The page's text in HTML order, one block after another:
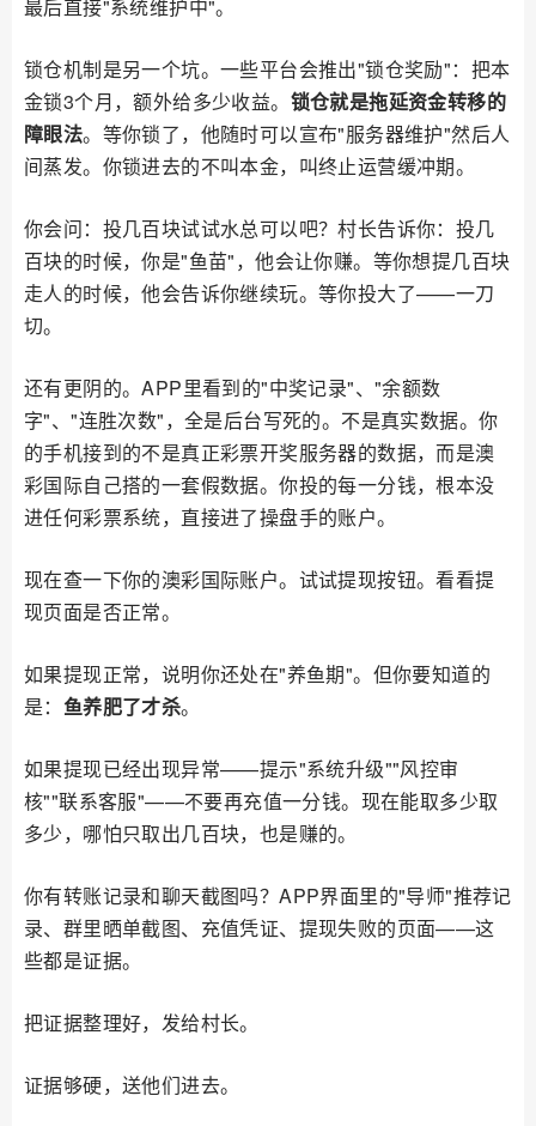
最后直接"系统维护中"。
锁仓机制是另一个坑。一些平台会推出"锁仓奖励"：把本
金锁3个月，额外给多少收益。 锁仓就是拖延资金转移的
障眼法。等你锁了，他随时可以宣布"服务器维护"然后人
间蒸发。你锁进去的不叫本金，叫终止运营缓冲期。
你会问：投几百块试试水总可以吧？村长告诉你：投几
百块的时候，你是"鱼苗"，他会让你赚。等你想提几百块
走人的时候，他会告诉你继续玩。等你投大了——一刀
切。
还有更阴的。APP里看到的"中奖记录"、"余额数
字"、"连胜次数"，全是后台写死的。不是真实数据。你
的手机接到的不是真正彩票开奖服务器的数据，而是澳
彩国际自己搭的一套假数据。你投的每一分钱，根本没
进任何彩票系统，直接进了操盘手的账户。
现在查一下你的澳彩国际账户。试试提现按钮。看看提
现页面是否正常。
如果提现正常，说明你还处在"养鱼期"。但你要知道的
是： 鱼养肥了才杀。
如果提现已经出现异常——提示"系统升级""风控审
核""联系客服"——不要再充值一分钱。现在能取多少取
多少，哪怕只取出几百块，也是赚的。
你有转账记录和聊天截图吗？APP界面里的"导师"推荐记
录、群里晒单截图、充值凭证、提现失败的页面——这
些都是证据。
把证据整理好，发给村长。
证据够硬，送他们进去。